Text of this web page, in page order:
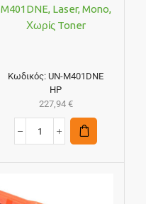
M401DNE, Laser, Mono,
Χωρίς Toner
Κωδικός: UN-M401DNE
HP
227,94 €